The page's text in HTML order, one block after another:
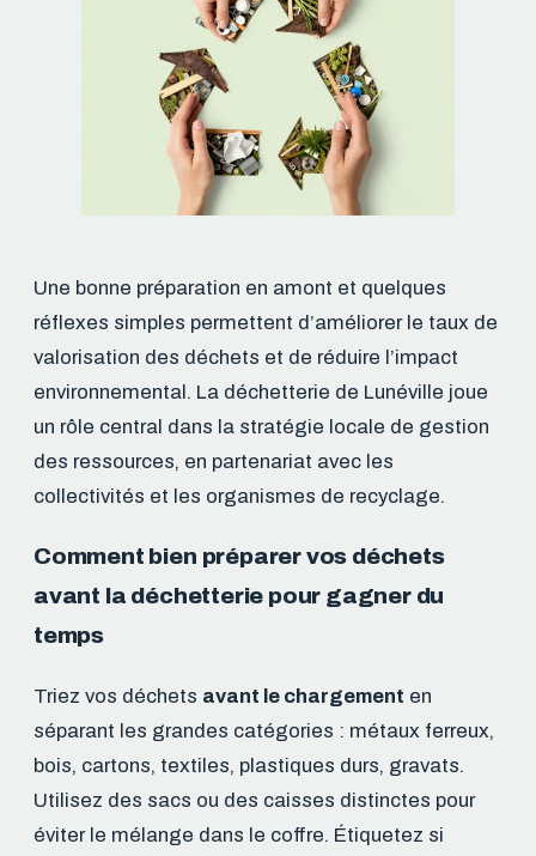
Une bonne préparation en amont et quelques
réflexes simples permettent d’améliorer le taux de
valorisation des déchets et de réduire l’impact
environnemental. La déchetterie de Lunéville joue
un rôle central dans la stratégie locale de gestion
des ressources, en partenariat avec les
collectivités et les organismes de recyclage.
Comment bien préparer vos déchets
avant la déchetterie pour gagner du
temps
Triez vos déchets avant le chargement en
séparant les grandes catégories : métaux ferreux,
bois, cartons, textiles, plastiques durs, gravats.
Utilisez des sacs ou des caisses distinctes pour
éviter le mélange dans le coffre. Étiquetez si